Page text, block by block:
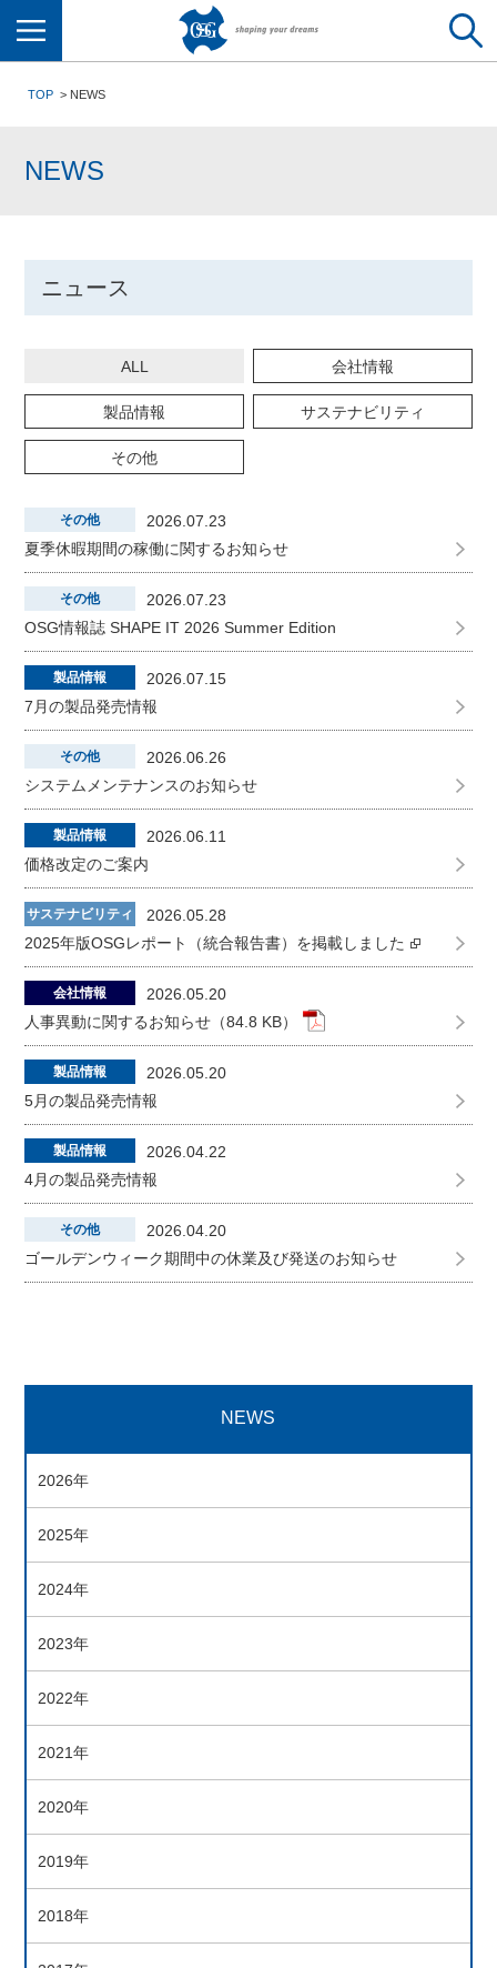
TOP NEWS
NEWS
ニュース
ALL 会社情報
製品情報 サステナビリティ
その他
その他
2026.07.23
夏季休暇期間の稼働に関するお知らせ
その他
2026.07.23
OSG情報誌 SHAPE IT 2026 Summer Edition
製品情報
2026.07.15
7月の製品発売情報
その他
2026.06.26
システムメンテナンスのお知らせ
製品情報
2026.06.11
価格改定のご案内
サステナビリティ
2026.05.28
2025年版OSGレポート（統合報告書）を掲載しました
会社情報
2026.05.20
人事異動に関するお知らせ（84.8 KB）
製品情報
2026.05.20
5月の製品発売情報
製品情報
2026.04.22
4月の製品発売情報
その他
2026.04.20
ゴールデンウィーク期間中の休業及び発送のお知らせ
NEWS
2026年
2025年
2024年
2023年
2022年
2021年
2020年
2019年
2018年